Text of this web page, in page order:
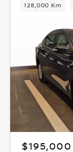
128,000 Km
$195,000